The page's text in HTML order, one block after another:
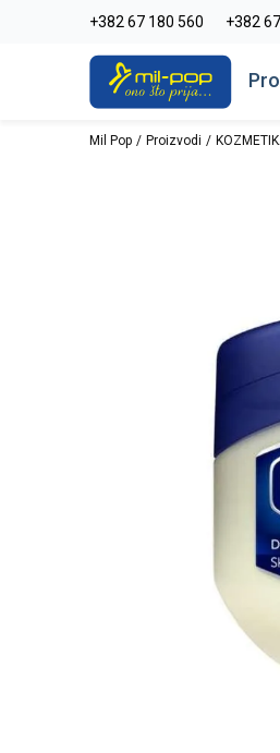
+382 67 180 560 +382
-20% na kompletan asortiman
Mil Pop Proizvodi